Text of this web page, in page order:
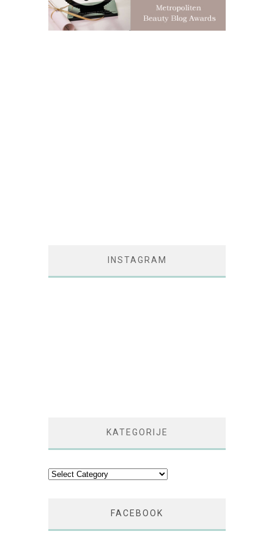
INSTAGRAM
KATEGORIJE
Kategorije
FACEBOOK